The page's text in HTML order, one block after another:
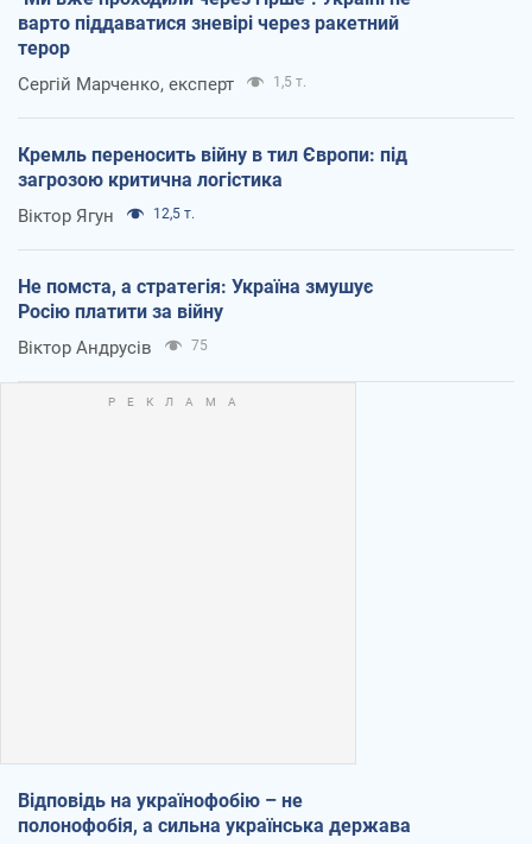
варто піддаватися зневірі через ракетний
терор
Сергій Марченко, експерт 1,5 т.
Кремль переносить війну в тил Європи: під
загрозою критична логістика
Віктор Ягун 12,5 т.
Не помста, а стратегія: Україна змушує
Росію платити за війну
Віктор Андрусів 75
Відповідь на українофобію – не
полонофобія, а сильна українська держава